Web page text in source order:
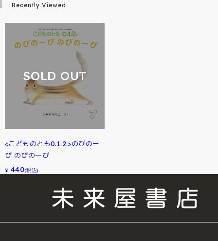
Recently Viewed
SOLD OUT
<こどものとも0.1.2.>のびのー
び のびのーび
¥ 440(税込)